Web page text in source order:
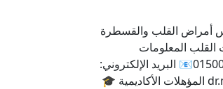
أمراض القلب والقسطرة
المعلومات
المؤهلات الأكاديمية 🎓